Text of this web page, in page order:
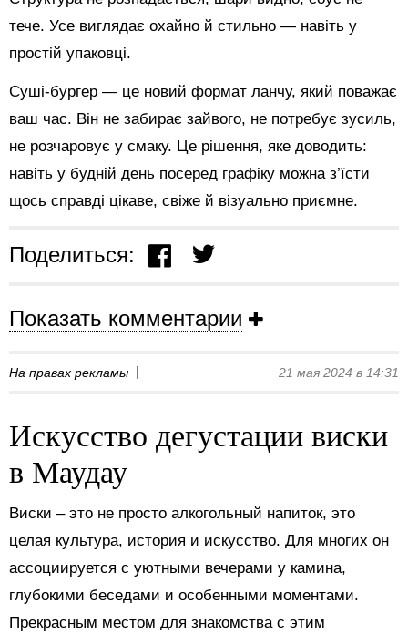
тече. Усе виглядає охайно й стильно — навіть у
простій упаковці.
Суші-бургер — це новий формат ланчу, який поважає
ваш час. Він не забирає зайвого, не потребує зусиль,
не розчаровує у смаку. Це рішення, яке доводить:
навіть у будній день посеред графіку можна з’їсти
щось справді цікаве, свіже й візуально приємне.
Поделиться:
Показать комментарии
На правах рекламы 21 мая 2024 в 14:31
Искусство дегустации виски
в Маудау
Виски – это не просто алкогольный напиток, это
целая культура, история и искусство. Для многих он
ассоциируется с уютными вечерами у камина,
глубокими беседами и особенными моментами.
Прекрасным местом для знакомства с этим